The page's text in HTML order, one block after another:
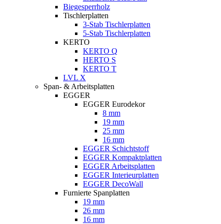
Biegesperrholz
Tischlerplatten
3-Stab Tischlerplatten
5-Stab Tischlerplatten
KERTO
KERTO Q
HERTO S
KERTO T
LVL X
Span- & Arbeitsplatten
EGGER
EGGER Eurodekor
8 mm
19 mm
25 mm
16 mm
EGGER Schichtstoff
EGGER Kompaktplatten
EGGER Arbeitsplatten
EGGER Interieurplatten
EGGER DecoWall
Furnierte Spanplatten
19 mm
26 mm
16 mm